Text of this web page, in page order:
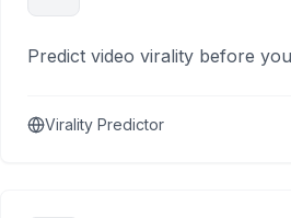
Predict video virality before
Virality Predictor